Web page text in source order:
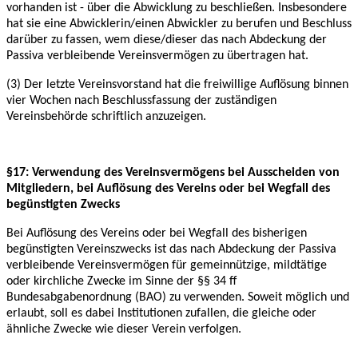
vorhanden ist - über die Abwicklung zu beschließen. Insbesondere
hat sie eine Abwicklerin/einen Abwickler zu berufen und Beschluss
darüber zu fassen, wem diese/dieser das nach Abdeckung der
Passiva verbleibende Vereinsvermögen zu übertragen hat.
(3) Der letzte Vereinsvorstand hat die freiwillige Auflösung binnen
vier Wochen nach Beschlussfassung der zuständigen
Vereinsbehörde schriftlich anzuzeigen.
§17: Verwendung des Vereinsvermögens bei Ausscheiden von
Mitgliedern, bei Auflösung des Vereins oder bei Wegfall des
begünstigten Zwecks
Bei Auflösung des Vereins oder bei Wegfall des bisherigen
begünstigten Vereinszwecks ist das nach Abdeckung der Passiva
verbleibende Vereinsvermögen für gemeinnützige, mildtätige
oder kirchliche Zwecke im Sinne der §§ 34 ff
Bundesabgabenordnung (BAO) zu verwenden. Soweit möglich und
erlaubt, soll es dabei Institutionen zufallen, die gleiche oder
ähnliche Zwecke wie dieser Verein verfolgen.